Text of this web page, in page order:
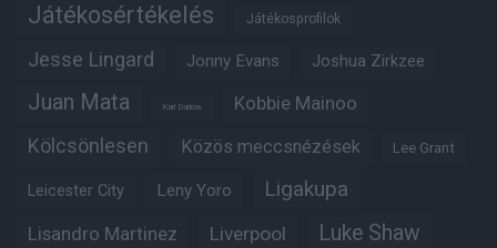
Játékosértékelés Játékosprofilok
Jesse Lingard Jonny Evans Joshua Zirkzee
Juan Mata Karl Darlow Kobbie Mainoo
Kölcsönlesen Közös meccsnézések Lee Grant
Leicester City Leny Yoro Ligakupa
Lisandro Martinez Liverpool Luke Shaw